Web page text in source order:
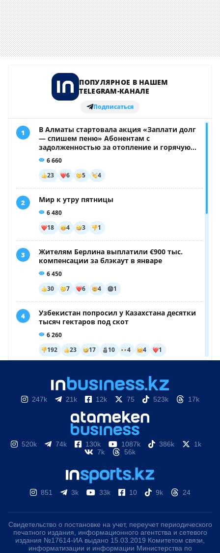
247k 21k 12k 75 523k 17k
520k 74k 130k 1087k 386k
1k
7k
56k
851 3k 33k 10 9k 24
Свидетельство о постановке на учет, переучет периодического
печатного издания, информационного агентства и сетевого
издания №17614-ИА выдано 15.03.2019 Комитетом связи,
информатизации и информации Министерства по